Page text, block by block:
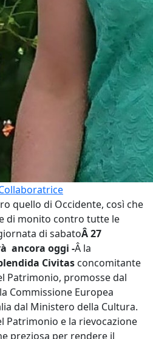
quello di Occidente, così che
di monito contro tutte le
di sabatoÂ 27
ancora oggi -Â la
Civitas concomitante
Patrimonio, promosse dal
Commissione Europea
dal Ministero della Cultura.
Patrimonio e la rievocazione
preziosa per rendere il